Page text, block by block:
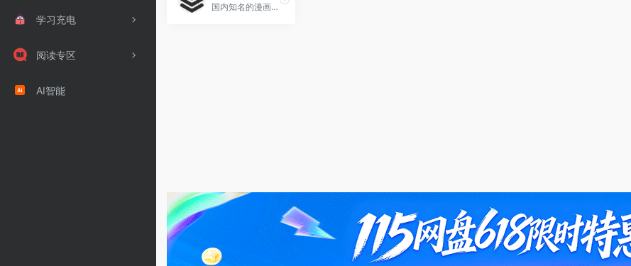
学习充电
阅读专区
AI智能
国内知名的漫画阅读平台之一，主打国漫资源，涵盖多种题材与风格。